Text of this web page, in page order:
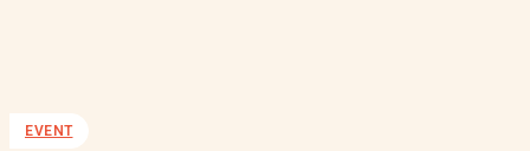
EVENT